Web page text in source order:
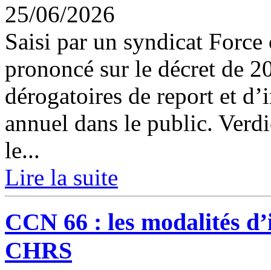
25/06/2026
Saisi par un syndicat
prononcé sur le décret de
dérogatoires de report et
annuel dans le public.
le...
Lire la suite
CCN 66 : les modalités
CHRS